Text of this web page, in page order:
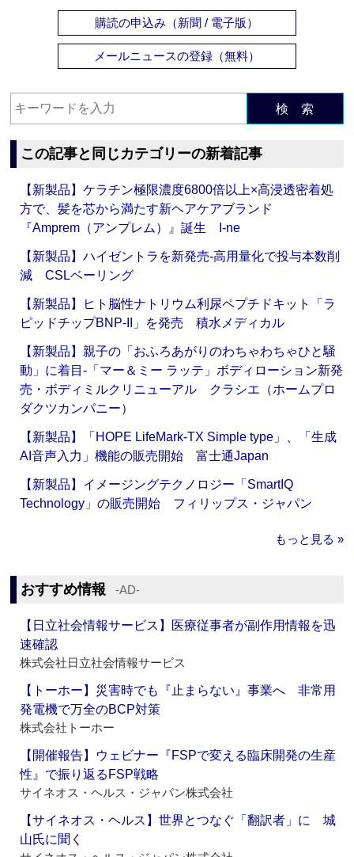
購読の申込み（新聞 / 電子版）
メールニュースの登録（無料）
検 索
この記事と同じカテゴリーの新着記事
【新製品】ケラチン極限濃度6800倍以上×高浸透密着処
方で、髪を芯から満たす新ヘアケアブランド
『Amprem（アンプレム）』誕生 I-ne
【新製品】ハイゼントラを新発売‐高用量化で投与本数削
減 CSLベーリング
【新製品】ヒト脳性ナトリウム利尿ペプチドキット「ラ
ピッドチップBNP-II」を発売 積水メディカル
【新製品】親子の「おふろあがりのわちゃわちゃひと騒
動」に着目‐「マー＆ミー ラッテ」ボディローション新発
売・ボディミルクリニューアル クラシエ（ホームプロ
ダクツカンパニー）
【新製品】「HOPE LifeMark-TX Simple type」、「生成
AI音声入力」機能の販売開始 富士通Japan
【新製品】イメージングテクノロジー「SmartIQ
Technology」の販売開始 フィリップス・ジャパン
もっと見る »
おすすめ情報 ‐AD‐
【日立社会情報サービス】医療従事者が副作用情報を迅
速確認
株式会社日立社会情報サービス
【トーホー】災害時でも『止まらない』事業へ 非常用
発電機で万全のBCP対策
株式会社トーホー
【開催報告】ウェビナー『FSPで変える臨床開発の生産
性』で振り返るFSP戦略
サイネオス・ヘルス・ジャパン株式会社
【サイネオス・ヘルス】世界とつなぐ「翻訳者」に 城
山氏に聞く